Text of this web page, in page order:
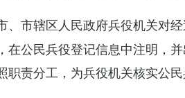
市辖区人民政府兵役机关对
公民兵役登记信息中注明，
责分工，为兵役机关核实公民